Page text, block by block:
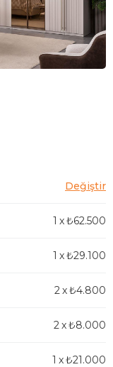
1 x₺62.500
1 x₺29.100
2x₺4.800
2x₺8.000
1 x₺21.000